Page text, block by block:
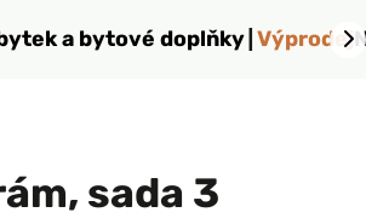
a bytové doplňky Výprodej
sada 3